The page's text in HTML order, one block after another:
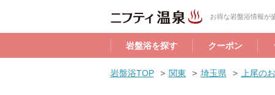
お得な岩盤浴情報が
岩盤浴を探す クーポン
岩盤浴TOP 関東 埼玉県 上尾の